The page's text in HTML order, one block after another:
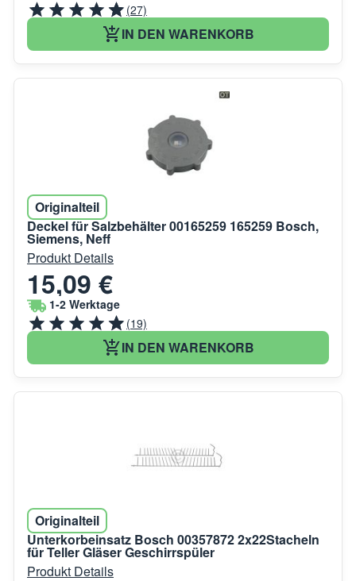
(27)
IN DEN WARENKORB
Originalteil
Deckel für Salzbehälter 00165259 165259 Bosch,
Siemens, Neff
Produkt Details
15,09 €
1-2 Werktage
(19)
IN DEN WARENKORB
Originalteil
Unterkorbeinsatz Bosch 00357872 2x22Stacheln
für Teller Gläser Geschirrspüler
Produkt Details